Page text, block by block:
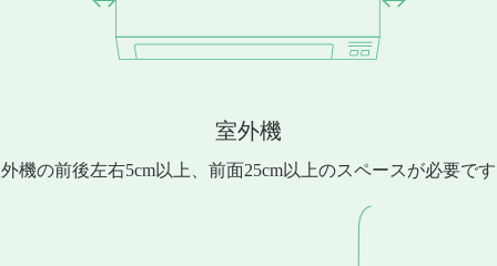
室外機
機の前後左右5cm以上、前面25cm以上のスペースが必要で